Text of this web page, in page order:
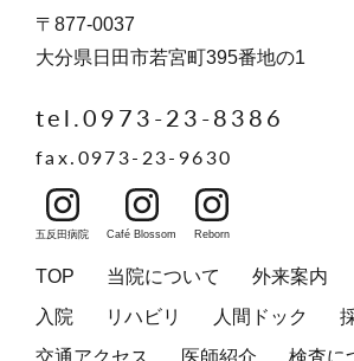
〒877-0037
大分県日田市若宮町395番地の1
tel.0973-23-8386
fax.0973-23-9630
五反田病院 Café Blossom Reborn
TOP 当院について 外来案内
入院
リハビリ 人間ドック